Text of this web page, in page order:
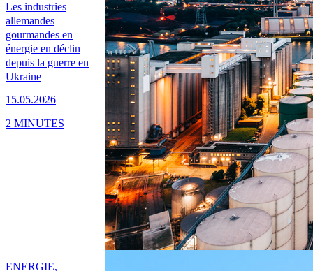
Les industries
allemandes
gourmandes en
énergie en déclin
depuis la guerre en
Ukraine
15.05.2026
2 MINUTES
ENERGIE,